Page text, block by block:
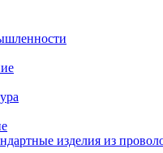
изделия из